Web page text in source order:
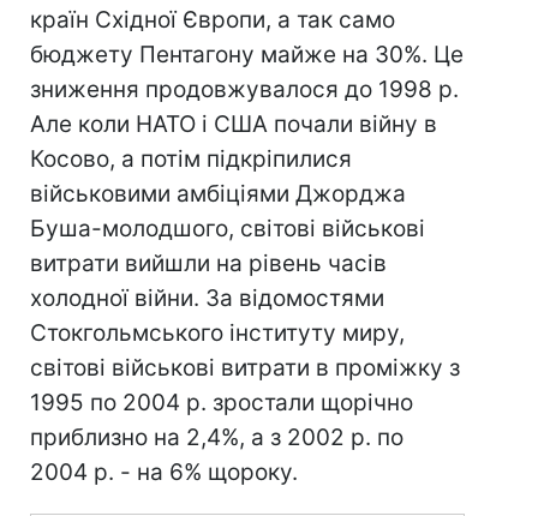
країн Східної Європи, а так само
бюджету Пентагону майже на 30%. Це
зниження продовжувалося до 1998 р.
Але коли НАТО і США почали війну в
Косово, а потім підкріпилися
військовими амбіціями Джорджа
Буша-молодшого, світові військові
витрати вийшли на рівень часів
холодної війни. За відомостями
Стокгольмського інституту миру,
світові військові витрати в проміжку з
1995 по 2004 р. зростали щорічно
приблизно на 2,4%, а з 2002 р. по
2004 р. - на 6% щороку.